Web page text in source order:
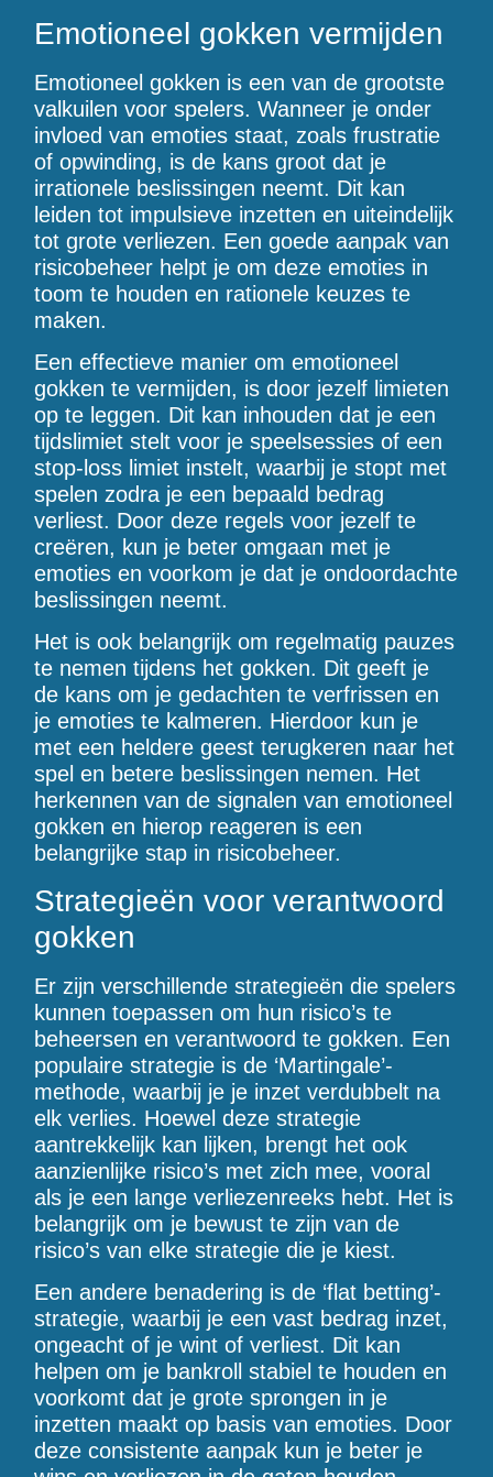
Emotioneel gokken vermijden
Emotioneel gokken is een van de grootste
valkuilen voor spelers. Wanneer je onder
invloed van emoties staat, zoals frustratie
of opwinding, is de kans groot dat je
irrationele beslissingen neemt. Dit kan
leiden tot impulsieve inzetten en uiteindelijk
tot grote verliezen. Een goede aanpak van
risicobeheer helpt je om deze emoties in
toom te houden en rationele keuzes te
maken.
Een effectieve manier om emotioneel
gokken te vermijden, is door jezelf limieten
op te leggen. Dit kan inhouden dat je een
tijdslimiet stelt voor je speelsessies of een
stop-loss limiet instelt, waarbij je stopt met
spelen zodra je een bepaald bedrag
verliest. Door deze regels voor jezelf te
creëren, kun je beter omgaan met je
emoties en voorkom je dat je ondoordachte
beslissingen neemt.
Het is ook belangrijk om regelmatig pauzes
te nemen tijdens het gokken. Dit geeft je
de kans om je gedachten te verfrissen en
je emoties te kalmeren. Hierdoor kun je
met een heldere geest terugkeren naar het
spel en betere beslissingen nemen. Het
herkennen van de signalen van emotioneel
gokken en hierop reageren is een
belangrijke stap in risicobeheer.
Strategieën voor verantwoord
gokken
Er zijn verschillende strategieën die spelers
kunnen toepassen om hun risico’s te
beheersen en verantwoord te gokken. Een
populaire strategie is de ‘Martingale’-
methode, waarbij je je inzet verdubbelt na
elk verlies. Hoewel deze strategie
aantrekkelijk kan lijken, brengt het ook
aanzienlijke risico’s met zich mee, vooral
als je een lange verliezenreeks hebt. Het is
belangrijk om je bewust te zijn van de
risico’s van elke strategie die je kiest.
Een andere benadering is de ‘flat betting’-
strategie, waarbij je een vast bedrag inzet,
ongeacht of je wint of verliest. Dit kan
helpen om je bankroll stabiel te houden en
voorkomt dat je grote sprongen in je
inzetten maakt op basis van emoties. Door
deze consistente aanpak kun je beter je